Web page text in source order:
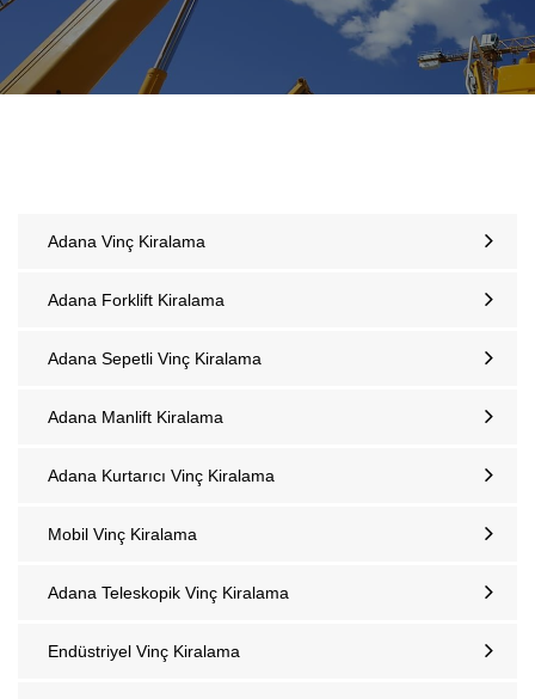
Adana Vinç Kiralama
Adana Forklift Kiralama
Adana Sepetli Vinç Kiralama
Adana Manlift Kiralama
Adana Kurtarıcı Vinç Kiralama
Mobil Vinç Kiralama
Adana Teleskopik Vinç Kiralama
Endüstriyel Vinç Kiralama